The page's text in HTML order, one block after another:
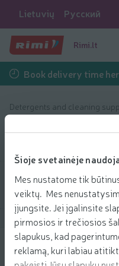
Šioje svetainėje
Mes nustatome tik
veiktų. Mes
įjungsite. Jei įgalinsite
pirmosios ir trečiosios
slapukus, kad
reklamą, kuri labiau
Lietuvių Русский
Rimi.lt
Book delivery time
Detergents and cleaning
Washing powder